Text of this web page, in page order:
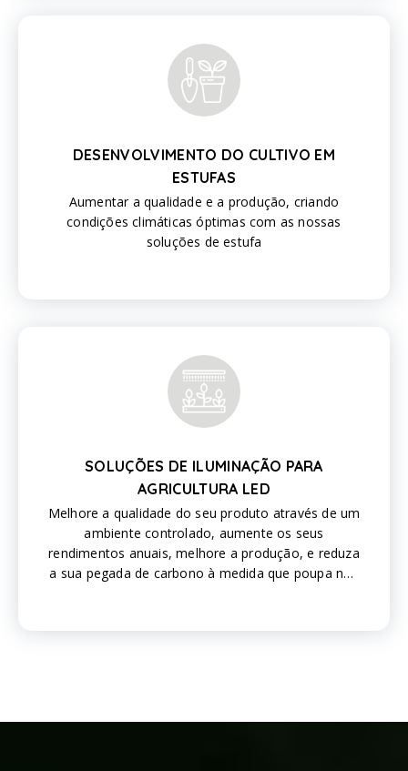
DESENVOLVIMENTO DO CULTIVO EM
ESTUFAS
Aumentar a qualidade e a produção, criando
condições climáticas óptimas com as nossas
soluções de estufa
SOLUÇÕES DE ILUMINAÇÃO PARA
AGRICULTURA LED
Melhore a qualidade do seu produto através de um
ambiente controlado, aumente os seus
rendimentos anuais, melhore a produção, e reduza
a sua pegada de carbono à medida que poupa nos